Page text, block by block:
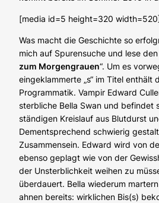
[media id=5 height=320
Was macht die Geschichte so
mich auf Spurensuche und lese
zum Morgengrauen“. Um es
eingeklammerte „s“ im Titel enthält
Programmatik. Vampir Edward
sterbliche Bella Swan und befindet
ständigen Kreislauf aus Blutdurst
Dementsprechend schwierig
Zusammensein. Edward wird von
ebenso geplagt wie von der
der Unsterblichkeit weihen zu
überdauert. Bella wiederum
ahnen bereits: wirklichen Bis(s)